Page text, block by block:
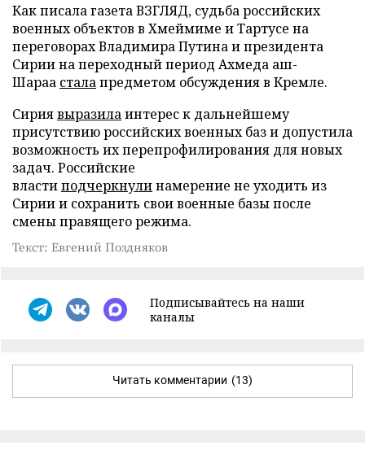
Как писала газета ВЗГЛЯД, судьба российских
военных объектов в Хмеймиме и Тартусе на
переговорах Владимира Путина и президента
Сирии на переходный период Ахмеда аш-
Шараа сталапредметом обсуждения в Кремле.
Сириявыразилаинтерес к дальнейшему
присутствию российских военных баз и допустила
возможность их перепрофилирования для новых
задач. Российские
властиподчеркнулинамерение не уходить из
Сирии и сохранить свои военные базы после
смены правящего режима.
Текст: Евгений Поздняков
Подписывайтесь на наши
каналы
Читать комментарии (13)